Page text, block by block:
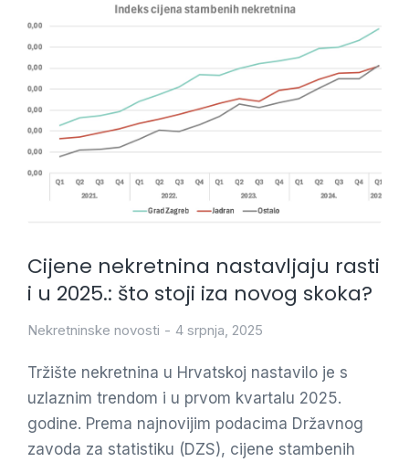
Cijene nekretnina nastavljaju rasti
i u 2025.: što stoji iza novog skoka?
Nekretninske novosti 4 srpnja, 2025
Tržište nekretnina u Hrvatskoj nastavilo je s
uzlaznim trendom i u prvom kvartalu 2025.
godine. Prema najnovijim podacima Državnog
zavoda za statistiku (DZS), cijene stambenih